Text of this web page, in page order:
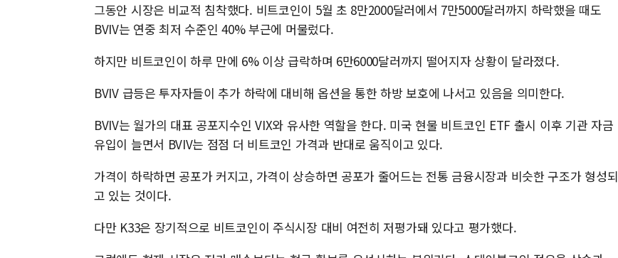
그동안 시장은 비교적 침착했다. 비트코인이 5월 초 8만2000달러에서 7만5000달러까지 하락했을 때도
BVIV는 연중 최저 수준인 40% 부근에 머물렀다.
하지만 비트코인이 하루 만에 6% 이상 급락하며 6만6000달러까지 떨어지자 상황이 달라졌다.
BVIV 급등은 투자자들이 추가 하락에 대비해 옵션을 통한 하방 보호에 나서고 있음을 의미한다.
BVIV는 월가의 대표 공포지수인 VIX와 유사한 역할을 한다. 미국 현물 비트코인 ETF 출시 이후 기관 자금
유입이 늘면서 BVIV는 점점 더 비트코인 가격과 반대로 움직이고 있다.
가격이 하락하면 공포가 커지고, 가격이 상승하면 공포가 줄어드는 전통 금융시장과 비슷한 구조가 형성되
고 있는 것이다.
다만 K33은 장기적으로 비트코인이 주식시장 대비 여전히 저평가돼 있다고 평가했다.